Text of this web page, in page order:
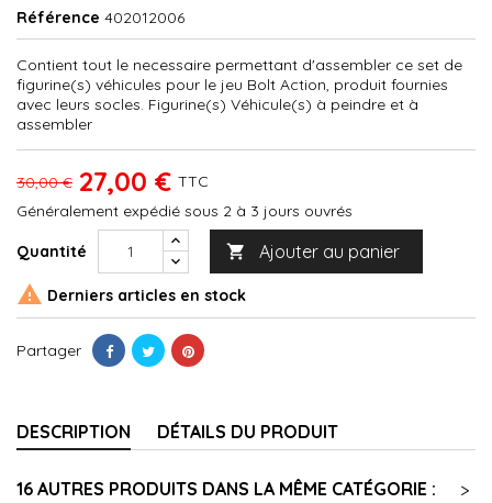
Référence 402012006
Contient tout le necessaire permettant d'assembler ce set de
figurine(s) véhicules pour le jeu Bolt Action, produit fournies
avec leurs socles. Figurine(s) Véhicule(s) à peindre et à
assembler
30,00 € 27,00 € TTC
Généralement expédié sous 2 à 3 jours ouvrés
Quantité  Ajouter au panier
 Derniers articles en stock
Partager
DESCRIPTION DÉTAILS DU PRODUIT
16 AUTRES PRODUITS DANS LA MÊME CATÉGORIE :
>